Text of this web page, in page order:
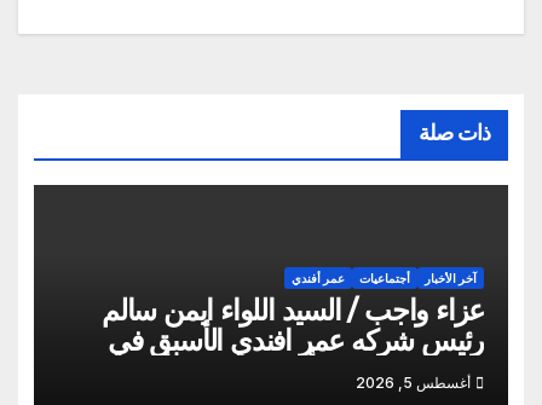
ذات صلة
آخر الأخبار أجتماعيات عمر أفندي
عزاء واجب / السيد اللواء ايمن سالم
رئيس شركه عمر افندي الأسبق في
وفاه المغفور له أخو سيادته م أيمن سالم
أغسطس 5, 2026